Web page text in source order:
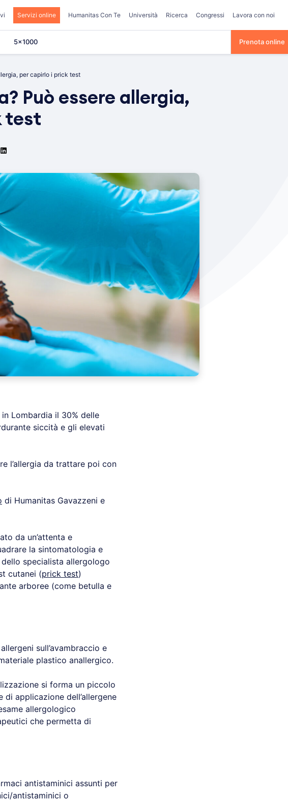
Servizi online Humanitas Con Te Università Ricerca Congressi Lavora con noi
5×1000 Prenota online
per capirlo i prick test
Può essere allergia,
test
Lombardia il 30% delle
siccità e gli elevati
l’allergia da trattare poi con
di Humanitas Gavazzeni e
da un’attenta e
la sintomatologia e
specialista allergologo
cutanei (prick test)
arboree (come betulla e
sull’avambraccio e
plastico anallergico.
si forma un piccolo
applicazione dell’allergene
allergologico
che permetta di
antistaminici assunti per
antistaminici o